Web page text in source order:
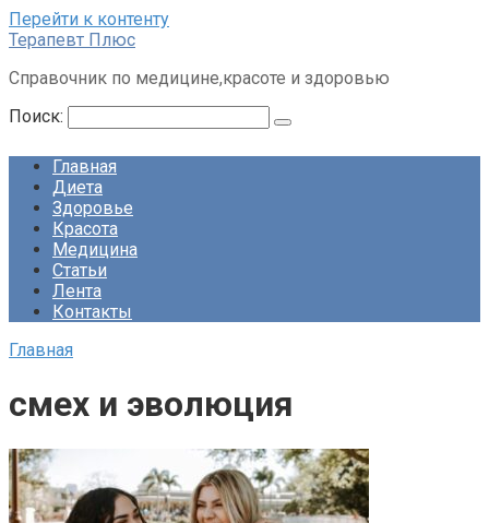
Перейти к контенту
Терапевт Плюс
Справочник по медицине,красоте и здоровью
Поиск:
Главная
Диета
Здоровье
Красота
Медицина
Статьи
Лента
Контакты
Главная
смех и эволюция